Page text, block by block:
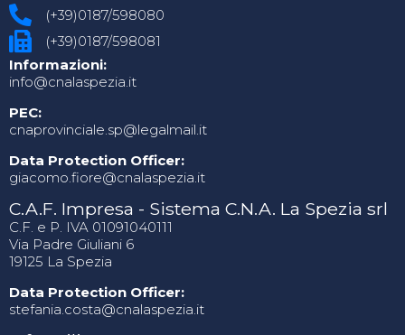
(+39)0187/598080
(+39)0187/598081
Informazioni:
info@cnalaspezia.it
PEC:
cnaprovinciale.sp@legalmail.it
Data Protection Officer:
giacomo.fiore@cnalaspezia.it
C.A.F. Impresa - Sistema C.N.A. La Spezia srl
C.F. e P. IVA 01091040111
Via Padre Giuliani 6
19125 La Spezia
Data Protection Officer:
stefania.costa@cnalaspezia.it